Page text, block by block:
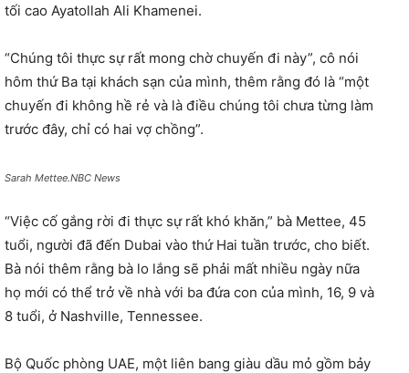
tối cao Ayatollah Ali Khamenei.
“Chúng tôi thực sự rất mong chờ chuyến đi này”, cô nói
hôm thứ Ba tại khách sạn của mình, thêm rằng đó là “một
chuyến đi không hề rẻ và là điều chúng tôi chưa từng làm
trước đây, chỉ có hai vợ chồng”.
Sarah Mettee.NBC News
“Việc cố gắng rời đi thực sự rất khó khăn,” bà Mettee, 45
tuổi, người đã đến Dubai vào thứ Hai tuần trước, cho biết.
Bà nói thêm rằng bà lo lắng sẽ phải mất nhiều ngày nữa
họ mới có thể trở về nhà với ba đứa con của mình, 16, 9 và
8 tuổi, ở Nashville, Tennessee.
Bộ Quốc phòng UAE, một liên bang giàu dầu mỏ gồm bảy